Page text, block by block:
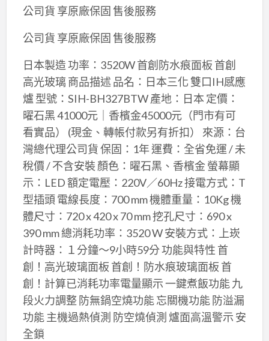
公司貨 享原廠保固 售後服務
公司貨 享原廠保固 售後服務
日本製造 功率：3520W 首創防水痕面板 首創
高光玻璃 商品描述 品名：日本三化 雙口IH感應
爐 型號：SIH-BH327BTW 產地：日本 定價：
曜石黑 41000元｜香檳金45000元（門市有可
看實品） (現金、轉帳付款另有折扣） 來源：台
灣總代理公司貨 保固：1年 運費：全省免運 / 未
稅價 / 不含安裝 顏色：曜石黑、香檳金 螢幕顯
示：LED 額定電壓：220V／60Hz 接電方式：T
型插頭 電線長度：700 mm 機體重量：10Kg 機
體尺寸：720 x 420 x 70 mm 挖孔尺寸：690 x
390 mm 總消耗功率：3520 W 安裝方式：上崁
計時器：１分鐘～9小時59分 功能與特性 首
創！高光玻璃面板 首創！防水痕玻璃面板 首
創！計算已消耗功率電量顯示 一鍵煮飯功能 九
段火力調整 防無鍋空燒功能 忘關機功能 防溢漏
功能 主機過熱偵測 防空燒偵測 爐面高溫警示 安
全鎖